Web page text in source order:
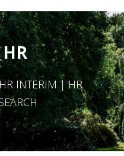
INTERIM | HR